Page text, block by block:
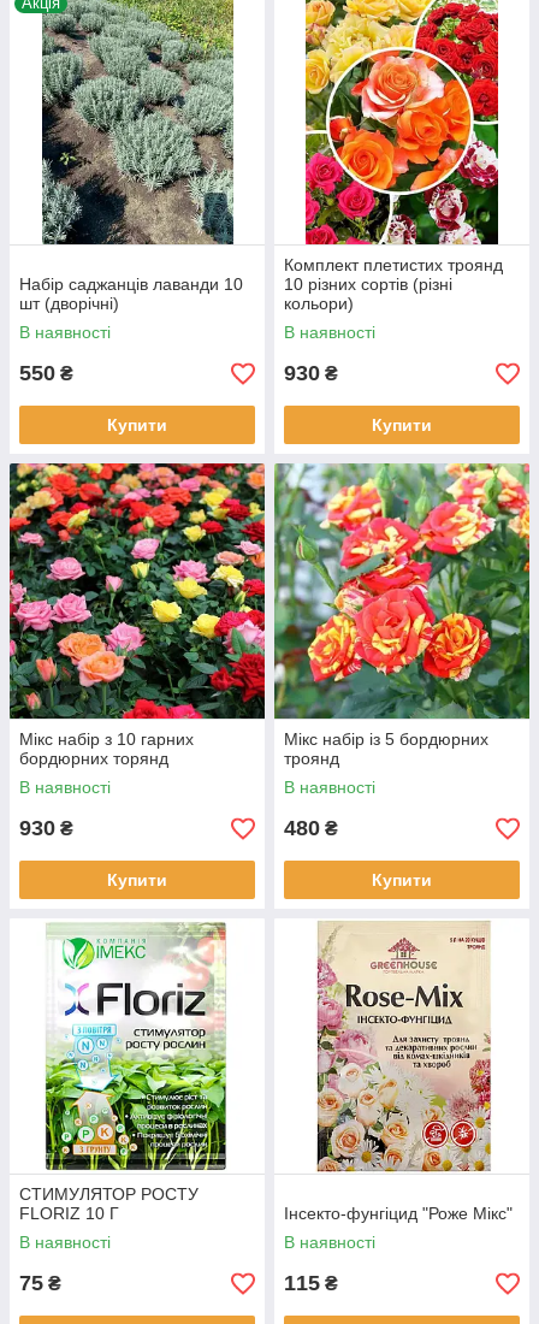
Набір саджанців лаванди 10
шт (дворічні)
В наявності
550 ₴
Купити
Комплект плетистих троянд
10 різних сортів (різні
кольори)
В наявності
930 ₴
Купити
Мікс набір з 10 гарних
бордюрних торянд
В наявності
930 ₴
Купити
Мікс набір із 5 бордюрних
троянд
В наявності
480 ₴
Купити
СТИМУЛЯТОР РОСТУ
FLORIZ 10 Г
В наявності
75 ₴
Інсекто-фунгіцид "Роже Мікс"
В наявності
115 ₴